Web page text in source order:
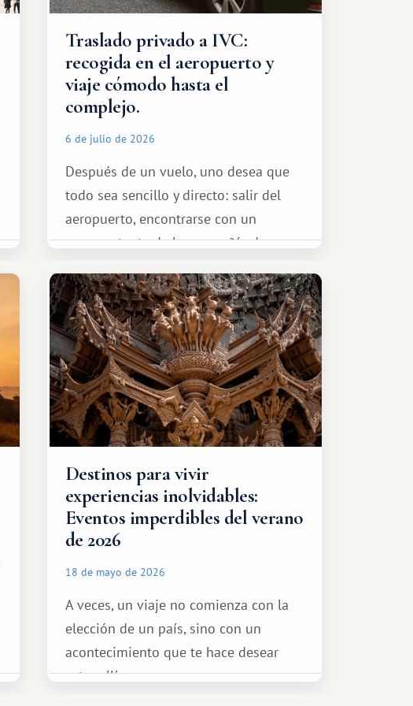
Traslado privado a IVC:
recogida en el aeropuerto y
viaje cómodo hasta el
complejo.
6 de julio de 2026
Después de un vuelo, uno desea que
todo sea sencillo y directo: salir del
aeropuerto, encontrarse con un
representante de la compañía de
tranquilamente hasta el complejo
turístico.
Destinos para vivir
experiencias inolvidables:
Eventos imperdibles del verano
de 2026
18 de mayo de 2026
A veces, un viaje no comienza con la
elección de un país, sino con un
acontecimiento que te hace desear
estar allí...